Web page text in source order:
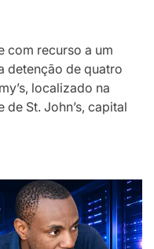
com recurso a um
detenção de quatro
localizado na
St. John’s, capital